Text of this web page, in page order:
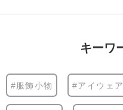
キーワ
#服飾小物 #アイウェア